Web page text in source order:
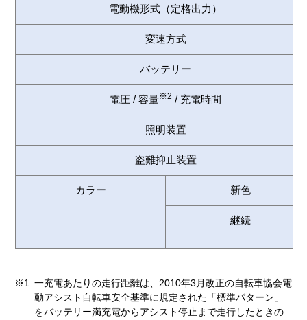
電動機形式（定格出力）
変速方式
バッテリー
電圧 / 容量※2 / 充電時間
照明装置
盗難抑止装置
カラー 新色
継続
※1 一充電あたりの走行距離は、2010年3月改正の自転車協会電
動アシスト自転車安全基準に規定された「標準パターン」
をバッテリー満充電からアシスト停止まで走行したときの